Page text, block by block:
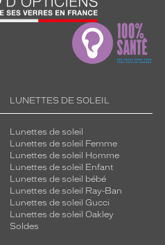
LUNETTES DE SOLEIL
Lunettes de soleil
Lunettes de soleil Femme
Lunettes de soleil Homme
Lunettes de soleil Enfant
Lunettes de soleil bébé
Lunettes de soleil Ray-Ban
Lunettes de soleil Gucci
Lunettes de soleil Oakley
Soldes